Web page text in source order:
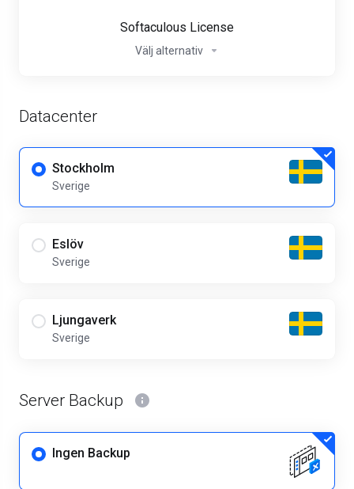
Softaculous License
Välj alternativ
Datacenter
Stockholm
Sverige
Eslöv
Sverige
Ljungaverk
Sverige
Server Backup
Ingen Backup